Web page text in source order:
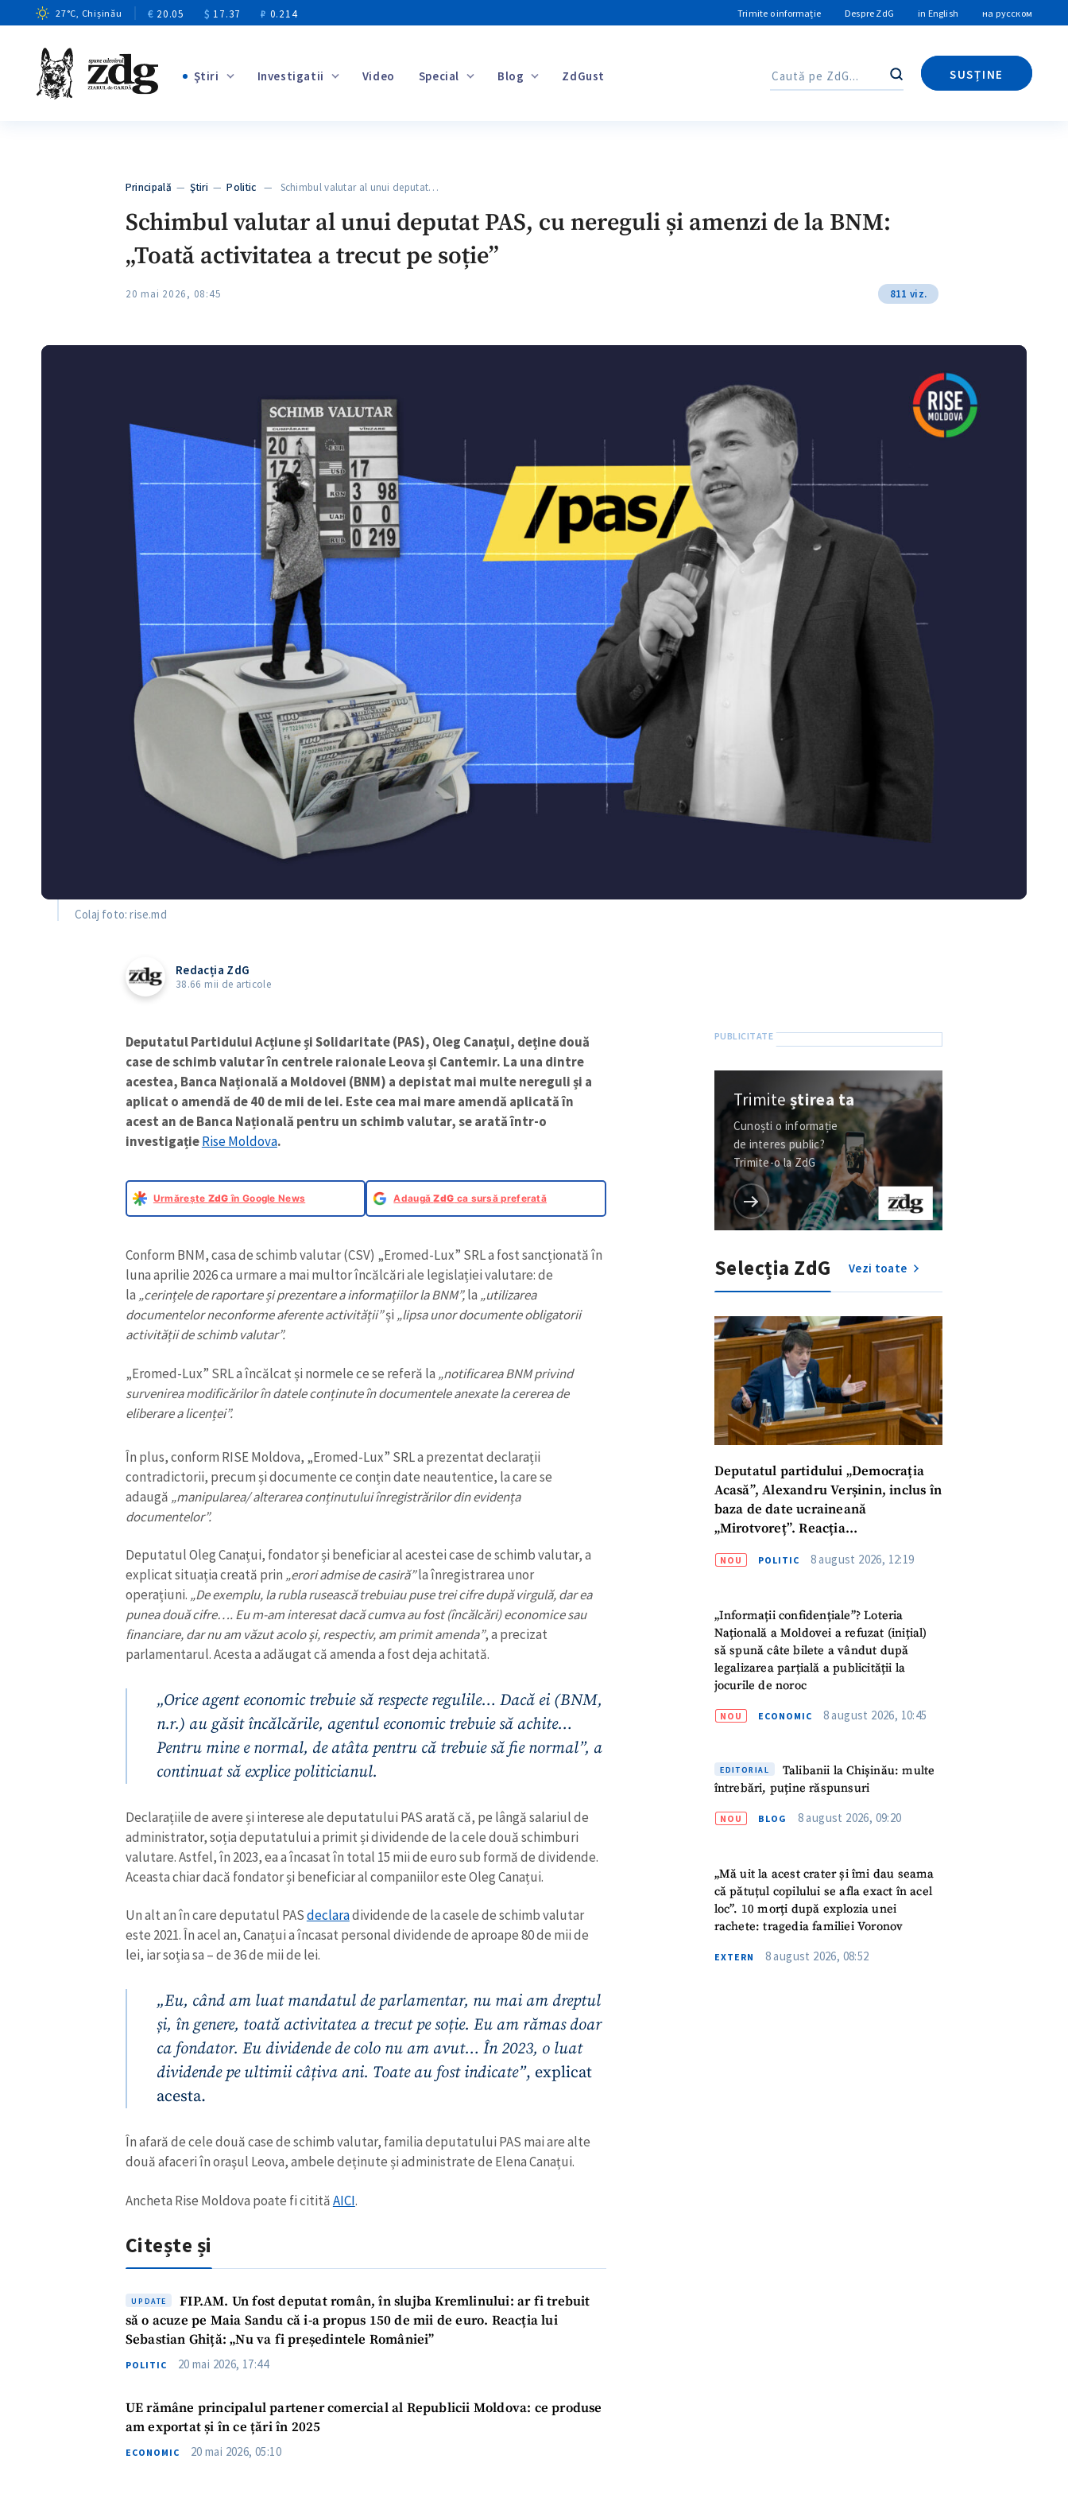
27°C, Chișinău € 20.05 $ 17.37 ₽ 0.214 Trimite o informație Despre ZdG in English на русском
Ştiri Investigatii Video Special Blog ZdGust Caută
SUSȚINE
Caută
Principală —Ştiri —Politic — Schimbul valutar al unui deputat…
Schimbul valutar al unui deputat PAS, cu nereguli și amenzi de la BNM:
„Toată activitatea a trecut pe soție”
20 mai 2026, 08:45 811 viz.
Colaj foto: rise.md
Redacția ZdG
38.66 mii de articole
Deputatul Partidului Acțiune și Solidaritate (PAS), Oleg Canațui, deține două
case de schimb valutar în centrele raionale Leova și Cantemir. La una dintre
acestea, Banca Națională a Moldovei (BNM) a depistat mai multe nereguli și a
aplicat o amendă de 40 de mii de lei. Este cea mai mare amendă aplicată în
acest an de Banca Națională pentru un schimb valutar, se arată într-o
investigațieRise Moldova.
Urmărește ZdG în Google News AdaugăZdG ca sursă preferată
Conform BNM, casa de schimb valutar (CSV) „Eromed-Lux” SRL a fost sancționată în
luna aprilie 2026 ca urmare a mai multor încălcări ale legislației valutare: de
la „cerințele de raportare și prezentare a informațiilor la BNM”,la „utilizarea
documentelor neconforme aferente activității”și „lipsa unor documente obligatorii
activității de schimb valutar”.
„Eromed-Lux” SRL a încălcat și normele ce se referă la „notificarea BNM privind
survenirea modificărilor în datele conținute în documentele anexate la cererea de
eliberare a licenței”.
În plus, conform RISE Moldova, „Eromed-Lux” SRL a prezentat declarații
contradictorii, precum și documente ce conțin date neautentice, la care se
adaugă „manipularea/ alterarea conținutului înregistrărilor din evidența
documentelor”.
Deputatul Oleg Canațui, fondator și beneficiar al acestei case de schimb valutar, a
explicat situația creată prin „erori admise de casiră”la înregistrarea unor
operațiuni. „De exemplu, la rubla rusească trebuiau puse trei cifre după virgulă, dar ea
punea două cifre…. Eu m-am interesat dacă cumva au fost (încălcări) economice sau
financiare, dar nu am văzut acolo şi, respectiv, am primit amenda”, a precizat
parlamentarul. Acesta a adăugat că amenda a fost deja achitată.
„Orice agent economic trebuie să respecte regulile… Dacă ei (BNM,
n.r.) au găsit încălcările, agentul economic trebuie să achite…
Pentru mine e normal, de atâta pentru că trebuie să fie normal”, a
continuat să explice politicianul.
Declarațiile de avere și interese ale deputatului PAS arată că, pe lângă salariul de
administrator, soția deputatului a primit și dividende de la cele două schimburi
valutare. Astfel, în 2023, ea a încasat în total 15 mii de euro sub formă de dividende.
Aceasta chiar dacă fondator și beneficiar al companiilor este Oleg Canațui.
Un alt an în care deputatul PASdeclaradividende de la casele de schimb valutar
este 2021. În acel an, Canațui a încasat personal dividende de aproape 80 de mii de
lei, iar soția sa – de 36 de mii de lei.
„Eu, când am luat mandatul de parlamentar, nu mai am dreptul
și, în genere, toată activitatea a trecut pe soție. Eu am rămas doar
ca fondator. Eu dividende de colo nu am avut… În 2023, o luat
dividende pe ultimii câțiva ani. Toate au fost indicate”, explicat
acesta.
În afară de cele două case de schimb valutar, familia deputatului PAS mai are alte
două afaceri în oraşul Leova, ambele deținute și administrate de Elena Canațui.
Ancheta Rise Moldova poate fi citităAICI.
Citește și
UPDATE
FIP.AM. Un fost deputat român, în slujba Kremlinului: ar fi trebuit
să o acuze pe Maia Sandu că i-a propus 150 de mii de euro. Reacția lui
Sebastian Ghiță: „Nu va fi președintele României”
POLITIC 20 mai 2026, 17:44
UE rămâne principalul partener comercial al Republicii Moldova: ce produse
am exportat și în ce țări în 2025
ECONOMIC 20 mai 2026, 05:10
Trimiteștirea ta
Cunoști o informație
de interes public?
Trimite-o la ZdG
Selecția ZdG Vezi toate
Deputatul partidului „Democrația
Acasă”, Alexandru Verșinin, inclus în
baza de date ucraineană
„Mirotvoreț”. Reacția
NOU POLITIC 8 august 2026, 12:19
„Informații confidențiale”? Loteria
Națională a Moldovei a refuzat (inițial)
să spună câte bilete a vândut după
legalizarea parțială a publicității la
jocurile de noroc
NOU ECONOMIC 8 august 2026, 10:45
EDITORIAL
Talibanii la Chișinău: multe
întrebări, puține răspunsuri
NOU BLOG 8 august 2026, 09:20
„Mă uit la acest crater și îmi dau seama
că pătuțul copilului se afla exact în acel
loc”. 10 morți după explozia unei
rachete: tragedia familiei Voronov
EXTERN 8 august 2026, 08:52
Titlu știre + Adaugă titlu
Fotografie + Încarcă imagine
Mesajul știrei + Mesajul știrei
+ Emailul meu
+ Telefon personal
Am citit și sunt de acord cupolitica de
TRIMITE ȘTIREA